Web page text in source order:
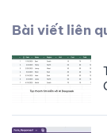
Bài viết liên